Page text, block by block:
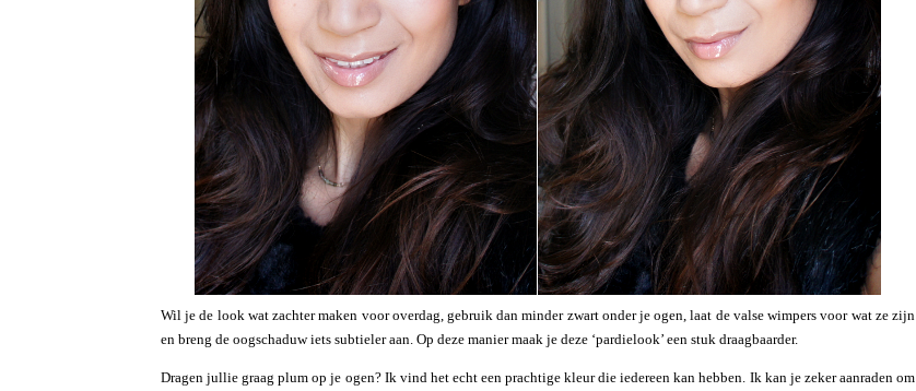
Wil je de look wat zachter maken voor overdag, gebruik dan minder zwart onder je ogen, laat de valse wimpers voor wat ze zijn
en breng de oogschaduw iets subtieler aan. Op deze manier maak je deze ‘pardielook’ een stuk draagbaarder.
Dragen jullie graag plum op je ogen? Ik vind het echt een prachtige kleur die iedereen kan hebben. Ik kan je zeker aanraden om